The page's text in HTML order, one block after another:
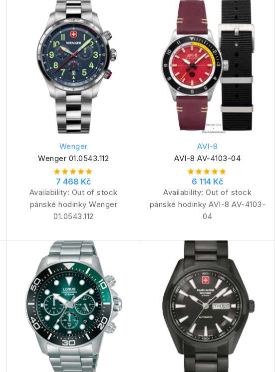
Wenger
Wenger 01.0543.112
7 468 Kč
Availability: Out of stock
pánské hodinky Wenger
01.0543.112
AVI-8
AVI-8 AV-4103-04
6 114 Kč
Availability:Out of stock
pánské hodinky AVI-8 AV-4103-
04